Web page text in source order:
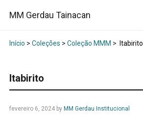
MM Gerdau Tainacan
Início > Coleções > Coleção MMM > Itabirito
Itabirito
fevereiro 6, 2024by MM Gerdau Institucional